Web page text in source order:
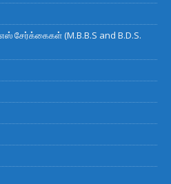
சேர்க்கைகள் (M.B.B.S and B.D.S.